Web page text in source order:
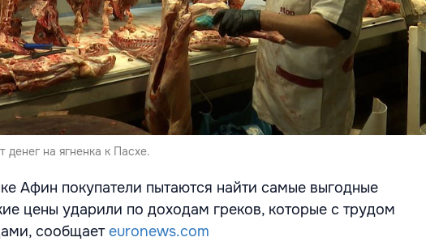
денег на ягненка к Пасхе.
Афин покупатели пытаются найти самые выгодные
цены ударили по доходам греков, которые с трудом
сообщаетeuronews.com